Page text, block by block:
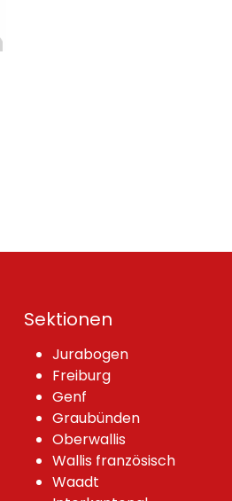
Sektionen
Jurabogen
Freiburg
Genf
Graubünden
Oberwallis
Wallis französisch
Waadt